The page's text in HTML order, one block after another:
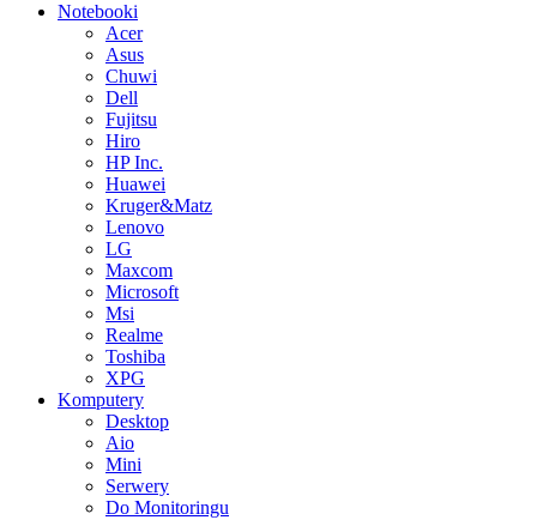
Notebooki
Acer
Asus
Chuwi
Dell
Fujitsu
Hiro
HP Inc.
Huawei
Kruger&Matz
Lenovo
LG
Maxcom
Microsoft
Msi
Realme
Toshiba
XPG
Komputery
Desktop
Aio
Mini
Serwery
Do Monitoringu